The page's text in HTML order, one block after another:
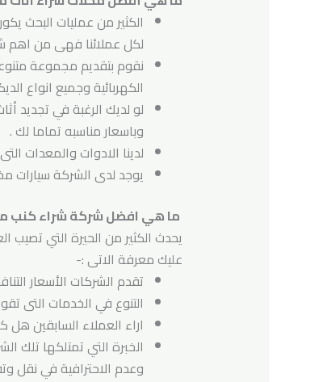
الكثير من عمليات البحث
لكل عملائنا فهى من اهم
نقوم بتقديم مجموعة
الكهربائية وجميع انواع
لو لديك الرغبة في تجديد
وباسعار مناسبه تماما لك .
لدينا الادوات والمعدات
يوجد لدى الشركة سيارات
ما هي افضل شركة شراء كنب
يحدث الكثير من الحيرة التي تصيب
عليك معرفة الاتى :-
تقدم الشركات الأسعار
التنوع في الخدمات التى
اراء العملاء السابقين
الخبرة التي تمتلكها تلك
وعدم الاحترافية في